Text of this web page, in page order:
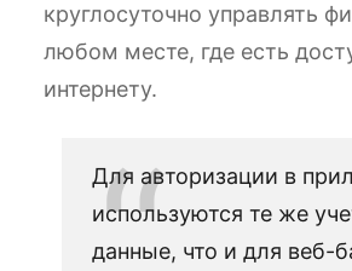
круглосуточно управлять
любом месте, где есть
интернету.
Для авторизации в
используются те же
данные, что и для веб-